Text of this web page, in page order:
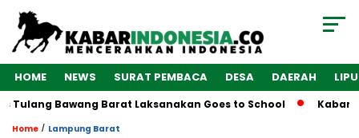
HOME NEWS SURAT PEMBACA DESA DAERAH
Bawang Barat Laksanakan Goes to School
Home / Lampung Barat